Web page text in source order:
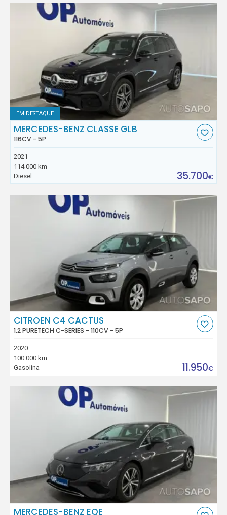
EM DESTAQUE
MERCEDES-BENZ CLASSE GLB
116CV - 5P
2021
114.000 km
Diesel
35.700€
CITROEN C4 CACTUS
1.2 PURETECH C-SERIES - 110CV - 5P
2020
100.000 km
Gasolina
11.950€
MERCEDES-BENZ EQE